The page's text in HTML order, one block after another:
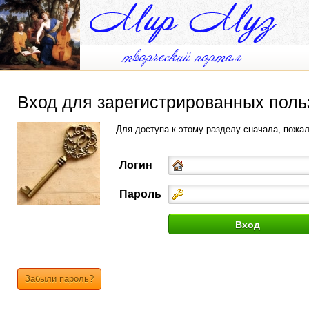
Вход для зарегистрированных
Для доступа к этому разделу сначала,
Логин
Пароль
Забыли пароль?